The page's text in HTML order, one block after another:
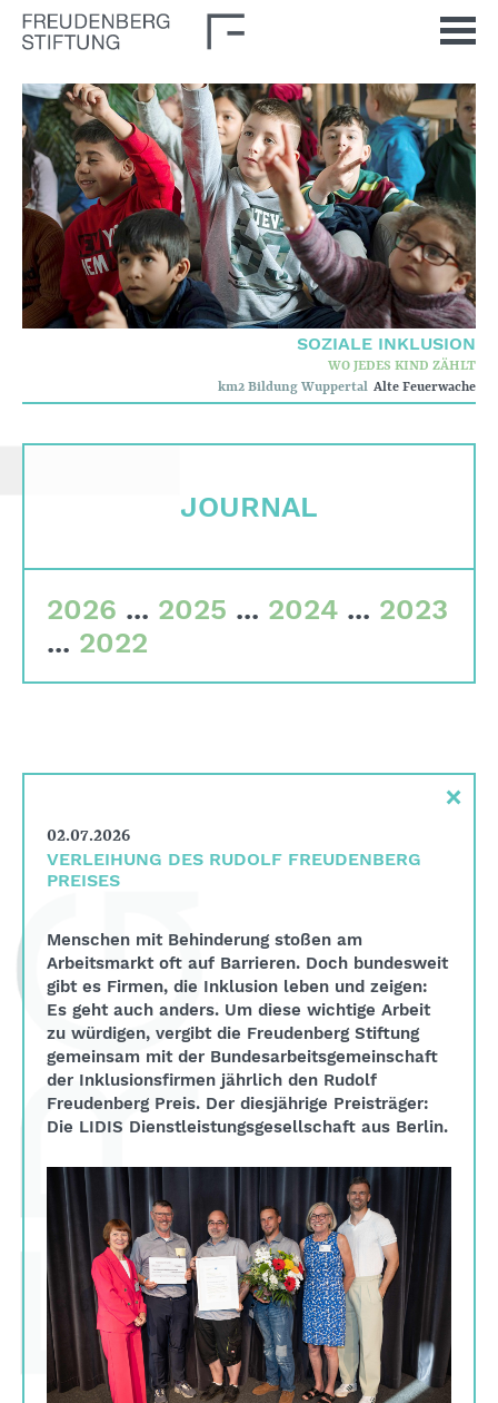
SOZIALE INKLUSION
WO JEDES KIND ZÄHLT
km2 Bildung Wuppertal Alte Feuerwache
JOURNAL
2026 ... 2025 ... 2024 ... 2023
... 2022
×
02.07.2026
VERLEIHUNG DES RUDOLF FREUDENBERG
PREISES
Menschen mit Behinderung stoßen am
Arbeitsmarkt oft auf Barrieren. Doch bundesweit
gibt es Firmen, die Inklusion leben und zeigen:
Es geht auch anders. Um diese wichtige Arbeit
zu würdigen, vergibt die Freudenberg Stiftung
gemeinsam mit der Bundesarbeitsgemeinschaft
der Inklusionsfirmen jährlich den Rudolf
Freudenberg Preis. Der diesjährige Preisträger:
Die LIDIS Dienstleistungsgesellschaft aus Berlin.
Startseite
Aktuelles
Journal
Impulse
Unsere Themen
Demokratische Kultur
Stiftung
Gremien
Team